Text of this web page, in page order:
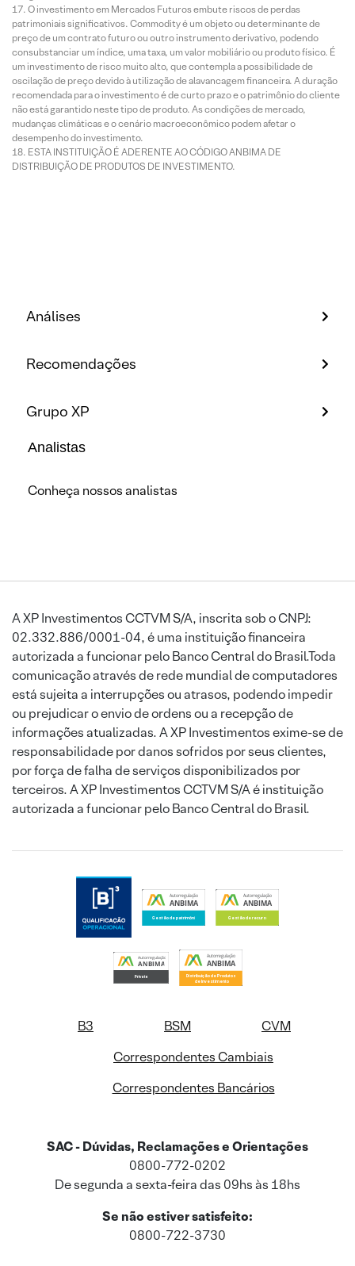
O investimento em Mercados Futuros embute riscos de perdas
patrimoniais significativos. Commodity é um objeto ou determinante de
preço de um contrato futuro ou outro instrumento derivativo, podendo
consubstanciar um índice, uma taxa, um valor mobiliário ou produto físico. É
um investimento de risco muito alto, que contempla a possibilidade de
oscilação de preço devido à utilização de alavancagem financeira. A duração
recomendada para o investimento é de curto prazo e o patrimônio do cliente
não está garantido neste tipo de produto. As condições de mercado,
mudanças climáticas e o cenário macroeconômico podem afetar o
desempenho do investimento.
ESTA INSTITUIÇÃO É ADERENTE AO CÓDIGO ANBIMA DE
DISTRIBUIÇÃO DE PRODUTOS DE INVESTIMENTO.
Análises
Recomendações
Grupo XP
Analistas
Conheça nossos analistas
A XP Investimentos CCTVM S/A, inscrita sob o CNPJ:
02.332.886/0001-04, é uma instituição financeira
autorizada a funcionar pelo Banco Central do Brasil.Toda
comunicação através de rede mundial de computadores
está sujeita a interrupções ou atrasos, podendo impedir
ou prejudicar o envio de ordens ou a recepção de
informações atualizadas. A XP Investimentos exime-se de
responsabilidade por danos sofridos por seus clientes,
por força de falha de serviços disponibilizados por
terceiros. A XP Investimentos CCTVM S/A é instituição
autorizada a funcionar pelo Banco Central do Brasil.
B3 BSM
CVM
Correspondentes Cambiais
Correspondentes Bancários
SAC - Dúvidas, Reclamações e Orientações
0800-772-0202
De segunda a sexta-feira das 09hs às 18hs
Se não estiver satisfeito:
0800-722-3730